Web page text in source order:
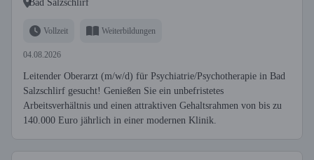
Bad Salzschlirf
Vollzeit Weiterbildungen
04.08.2026
Leitender Oberarzt (m/w/d) für Psychiatrie/Psychotherapie in Bad
Salzschlirf gesucht! Genießen Sie ein unbefristetes
Arbeitsverhältnis und einen attraktiven Gehaltsrahmen von bis zu
140.000 Euro jährlich in einer modernen Klinik.